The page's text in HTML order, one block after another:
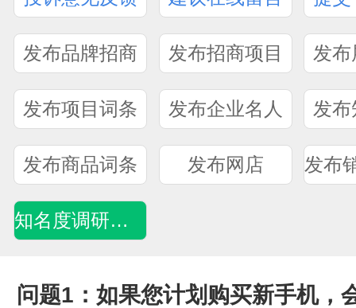
发布品牌招商 发布招商项目 发
发布项目词条 发布企业名人 发
发布商品词条 发布网店
知名度调研问卷
问题1：如果您计划购买新手机，